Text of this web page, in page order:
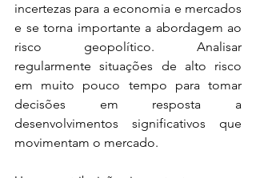
incertezas para a economia e mercados
e se torna importante a abordagem ao
risco geopolítico. Analisar
regularmente situações de alto risco
em muito pouco tempo para tomar
decisões em resposta a
desenvolvimentos significativos que
movimentam o mercado.